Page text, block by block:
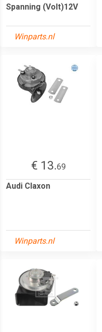
Spanning (Volt)12V
Winparts.nl
€ 13.69
Audi Claxon
Winparts.nl